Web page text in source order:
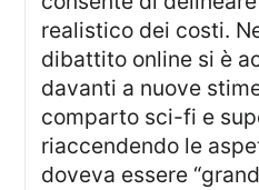
realistico dei costi.
dibattito online si è
davanti a nuove
comparto sci-fi e
riaccendendo le
doveva essere